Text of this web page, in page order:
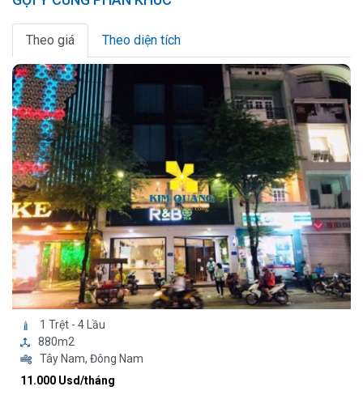
Theo giá Theo diện tích
1 Trệt - 4 Lầu
880m2
Tây Nam, Đông Nam
11.000 Usd/tháng